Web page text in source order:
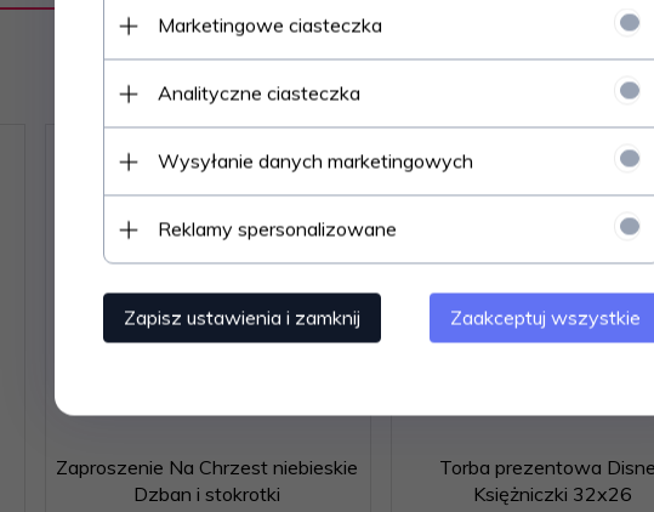
Polecamy
Zaproszenie Na Chrzest niebieskie
Dzban i stokrotki
Torba prezentowa
Księżniczki 32x26
Marketingowe ciasteczka
Analityczne ciasteczka
Wysyłanie danych marketingowych
Reklamy spersonalizowane
Zapisz ustawienia i zamknij Zaakceptuj wszystkie